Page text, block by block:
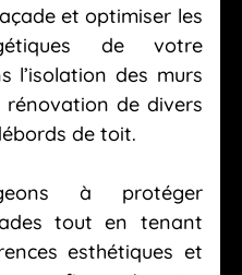
et optimiser les
de votre
l’isolation des murs
de divers
de toit.
à protéger
tout en tenant
esthétiques et